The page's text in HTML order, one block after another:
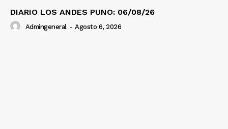
DIARIO LOS ANDES PUNO: 06/08/26
Admingeneral - Agosto 6, 2026